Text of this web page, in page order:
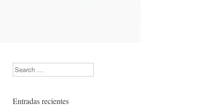
Search
Entradas recientes